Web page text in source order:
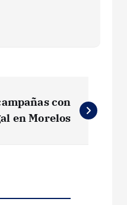
con
en Morelos